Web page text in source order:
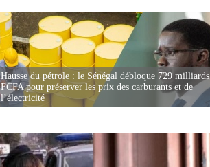
Hausse du pétrole : le Sénégal débloque 729 milliards
FCFA pour préserver les prix des carburants et de
l’électricité